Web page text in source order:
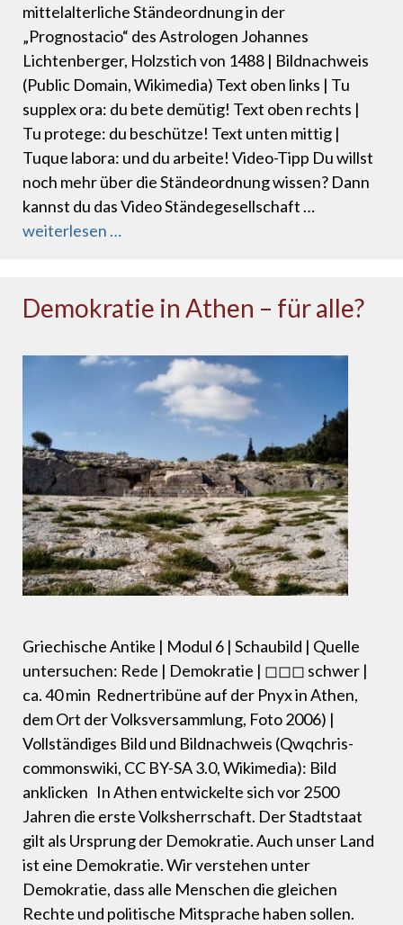
mittelalterliche Ständeordnung in der
„Prognostacio“ des Astrologen Johannes
Lichtenberger, Holzstich von 1488 | Bildnachweis
(Public Domain, Wikimedia) Text oben links | Tu
supplex ora: du bete demütig! Text oben rechts |
Tu protege: du beschütze! Text unten mittig |
Tuque labora: und du arbeite! Video-Tipp Du willst
noch mehr über die Ständeordnung wissen? Dann
kannst du das Video Ständegesellschaft …
weiterlesen …
Demokratie in Athen – für alle?
Griechische Antike | Modul 6 | Schaubild | Quelle
untersuchen: Rede | Demokratie | ◻◻◻ schwer |
ca. 40 min Rednertribüne auf der Pnyx in Athen,
dem Ort der Volksversammlung, Foto 2006) |
Vollständiges Bild und Bildnachweis (Qwqchris-
commonswiki, CC BY-SA 3.0, Wikimedia): Bild
anklicken In Athen entwickelte sich vor 2500
Jahren die erste Volksherrschaft. Der Stadtstaat
gilt als Ursprung der Demokratie. Auch unser Land
ist eine Demokratie. Wir verstehen unter
Demokratie, dass alle Menschen die gleichen
Rechte und politische Mitsprache haben sollen.